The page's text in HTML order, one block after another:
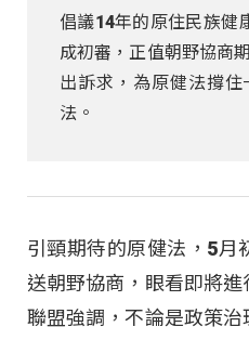
倡議14年的原住民族健
成初審，正值朝野協商
出訴求，為原健法撐
法。
引頸期待的原健法，5月
送朝野協商，眼看即將
聯盟強調，不論是政策